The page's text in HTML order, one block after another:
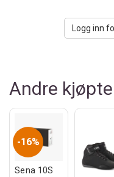
Logg inn
Andre
16%
Sena 10S